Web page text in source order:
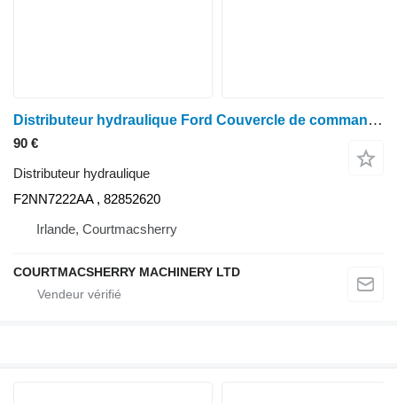
Distributeur hydraulique Ford Couvercle de commande de transmission F2nn72 pour les modèles 7840, 7740, 5640, Ts100 et Ts110 F2NN7222AA pour tracteur à roues
90 €
Distributeur hydraulique
F2NN7222AA , 82852620
Irlande, Courtmacsherry
COURTMACSHERRY MACHINERY LTD